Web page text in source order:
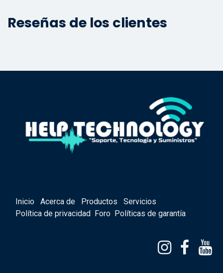
Reseñas de los clientes
Inicio Acerca de Productos
Servicios
Política de privacidad
Foro Políticas de garantía